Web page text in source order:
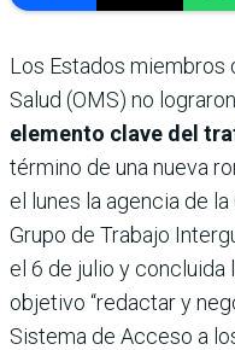
Los Estados miembros
Salud (OMS) no lograron
elemento clave del
término de una nueva
el lunes la agencia de
Grupo de Trabajo
el 6 de julio y concluida
objetivo “redactar y
Sistema de Acceso a